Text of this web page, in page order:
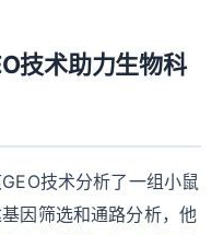
技术助力生物科
技术分析了一组小鼠
因筛选和通路分析，他